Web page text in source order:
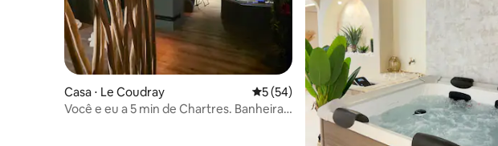
Casa ⋅ Le Coudray 5 de uma avaliação média de 5, 54 avaliações
5 (54)
Você e eu a 5 min de Chartres. Banheira